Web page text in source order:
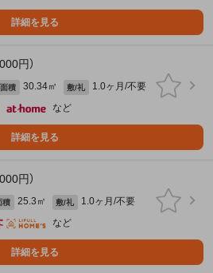
詳細を見る
円）
積 30.34㎡ 敷/礼
1.0ヶ月/不要
など
詳細を見る
円）
積 25.3㎡ 敷/礼
1.0ヶ月/不要
など
詳細を見る